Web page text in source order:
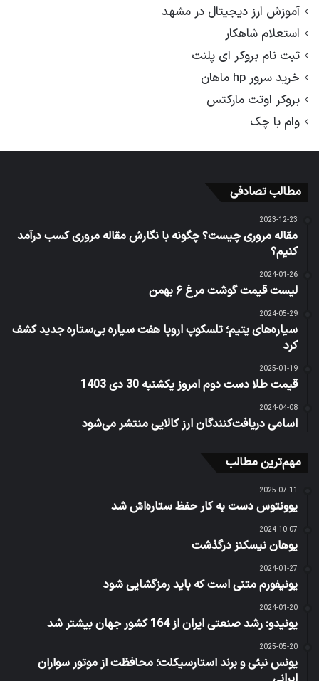
آموزش ارز دیجیتال در مشهد
استعلام شاهکار
ثبت نام بروکر ای پلنت
خرید سرور hp ماهان
بروکر اوتت مارکتس
وام با چک
مطالب تصادفی
2023-12-23
مقاله مروری چیست؟ چگونه با نگارش مقاله مروری کسب درآمد
کنیم؟
2024-01-26
لیست قیمت گوشت مرغ ۶ بهمن
2024-05-29
سیاره‌های یتیم؛ تلسکوپ اروپا هفت سیاره بی‌ستاره جدید کشف
کرد
2025-01-19
قیمت طلا دست دوم امروز یکشنبه 30 دی 1403
2024-04-08
اسامی دریافت‌کنندگان ارز کالایی منتشر می‌شود
مهم‌ترین مطالب
2025-07-11
یوونتوس دست به کار حفظ ستاره‌اش شد
2024-10-07
یوهان نیسکنز درگذشت
2024-01-27
یونیفورم متنی است که باید رمزگشایی شود
2024-01-20
یونیدو: رشد صنعتی ایران از 164 کشور جهان بیشتر شد
2025-05-20
یونس نبئی و برند استارسیکلت؛ محافظت از موتور سواران